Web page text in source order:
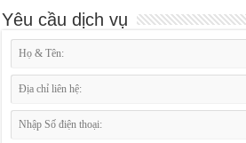
Yêu cầu dịch vụ